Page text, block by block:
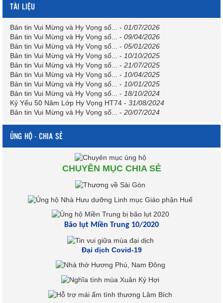
TÀI LIỆU
Bản tin Vui Mừng và Hy Vọng số... - 01/07/2026
Bản tin Vui Mừng và Hy Vọng số... - 09/04/2026
Bản tin Vui Mừng và Hy Vọng số... - 05/01/2026
Bản tin Vui Mừng và Hy Vọng số... - 10/10/2025
Bản tin Vui Mừng và Hy Vọng số... - 21/07/2025
Bản tin Vui Mừng và Hy Vọng số... - 10/04/2025
Bản tin Vui Mừng và Hy Vọng số... - 10/01/2025
Bản tin Vui Mừng và Hy Vọng số... - 18/10/2024
Kỷ Yếu 50 Năm Lớp Hy Vọng HT74 - 31/08/2024
Bản tin Vui Mừng và Hy Vọng số... - 20/07/2024
ỦNG HỘ - CHIA SẺ
CHUYÊN MỤC CHIA SẺ
Bão lụt Miền Trung 10/2020
Đại dịch Covid-19